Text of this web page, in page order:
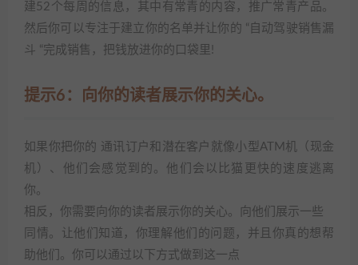
建52个每周的信息，其中有常青的内容，推广常青产品。
然后你可以专注于建立你的名单并让你的 “自动驾驶销售漏
斗 “完成销售，把钱放进你的口袋里!
提示6：向你的读者展示你的关心。
如果你把你的 通讯订户和潜在客户就像小型ATM机（现金
机）、他们会感觉到的。他们会以比猫更快的速度逃离
你。
相反，你需要向你的读者展示你的关心。向他们展示一些
同情。让他们知道，你理解他们的问题，并且你真的想帮
助他们。你可以通过以下方式做到这一点